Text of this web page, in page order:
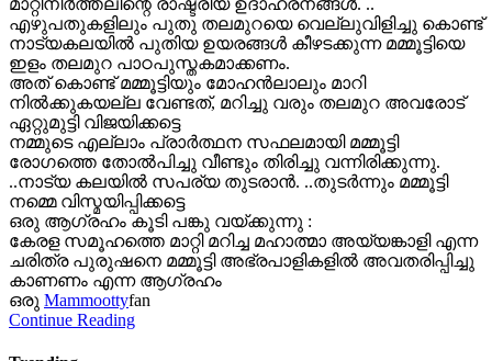
മാറ്റിനിർത്തലിന്റെ രാഷ്ട്രീയ ഉദാഹരനങ്ങൾ. ..
എഴുപതുകളിലും പുതു തലമുറയെ വെല്ലുവിളിച്ചു കൊണ്ട്
നാട്യകലയിൽ പുതിയ ഉയരങ്ങൾ കീഴടക്കുന്ന മമ്മൂട്ടിയെ
ഇളം തലമുറ പാഠപുസ്തകമാക്കണം.
അത് കൊണ്ട് മമ്മൂട്ടിയും മോഹൻലാലും മാറി
നിൽക്കുകയല്ല വേണ്ടത്, മറിച്ചു വരും തലമുറ അവരോട്
ഏറ്റുമുട്ടി വിജയിക്കട്ടെ
നമ്മുടെ എല്ലാം പ്രാർത്ഥന സഫലമായി മമ്മൂട്ടി
രോഗത്തെ തോൽപിച്ചു വീണ്ടും തിരിച്ചു വന്നിരിക്കുന്നു.
..നാട്യ കലയിൽ സപര്യ തുടരാൻ. ..തുടർന്നും മമ്മൂട്ടി
നമ്മെ വിസ്മയിപ്പിക്കട്ടെ
ഒരു ആഗ്രഹം കൂടി പങ്കു വയ്ക്കുന്നു :
കേരള സമൂഹത്തെ മാറ്റി മറിച്ച മഹാത്മാ അയ്യങ്കാളി എന്ന
ചരിത്ര പുരുഷനെ മമ്മൂട്ടി അഭ്രപാളികളിൽ അവതരിപ്പിച്ചു
കാണണം എന്ന ആഗ്രഹം
ഒരു Mammoottyfan
Continue Reading